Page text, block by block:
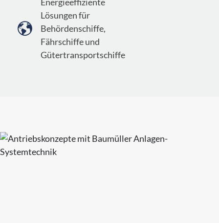

Lösungen für
Behördenschiffe,
Fährschiffe und
Gütertransportschiffe